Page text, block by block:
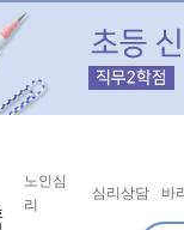
노인심
리
심리상담 바